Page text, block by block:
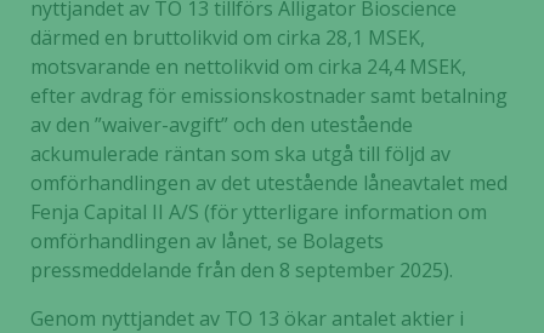
nyttjandet av TO 13 tillförs Alligator Bioscience
därmed en bruttolikvid om cirka 28,1 MSEK,
motsvarande en nettolikvid om cirka 24,4 MSEK,
efter avdrag för emissionskostnader samt betalning
av den ”waiver-avgift” och den utestående
ackumulerade räntan som ska utgå till följd av
omförhandlingen av det utestående låneavtalet med
Fenja Capital II A/S (för ytterligare information om
omförhandlingen av lånet, se Bolagets
pressmeddelande från den 8 september 2025).
Genom nyttjandet av TO 13 ökar antalet aktier i